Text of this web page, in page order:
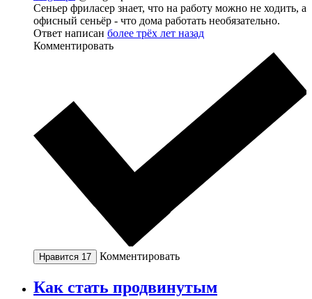
Сеньер фриласер знает, что на работу можно не ходить, а
офисный сеньёр - что дома работать необязательно.
Ответ написан более трёх лет назад
Комментировать
Нравится 17 Комментировать
Как стать продвинутым